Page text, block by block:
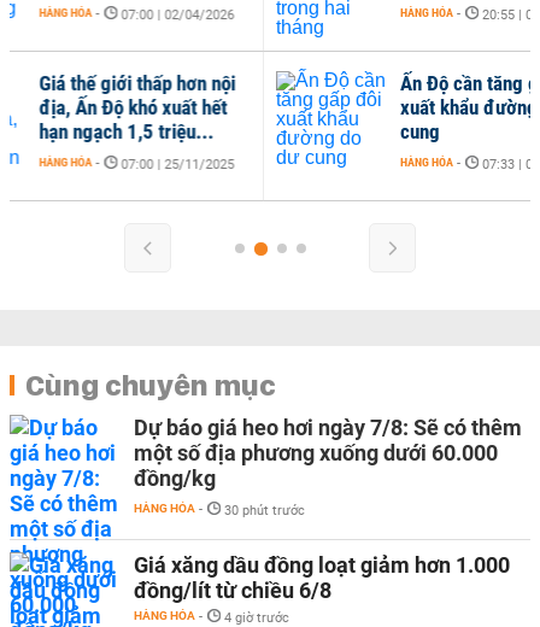
HÀNG HÓA - 20:55 | 02/12/2025
Ấn Độ cần tăng gấp đôi
xuất khẩu đường do dư
cung
HÀNG HÓA - 07:33 | 07/11/2025
Cùng chuyên mục
Dự báo giá heo hơi ngày 7/8: Sẽ có thêm
một số địa phương xuống dưới 60.000
đồng/kg
HÀNG HÓA - 30 phút trước
Giá xăng dầu đồng loạt giảm hơn 1.000
đồng/lít từ chiều 6/8
HÀNG HÓA - 4 giờ trước